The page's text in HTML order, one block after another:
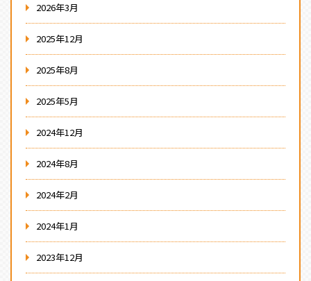
2026年3月
2025年12月
2025年8月
2025年5月
2024年12月
2024年8月
2024年2月
2024年1月
2023年12月